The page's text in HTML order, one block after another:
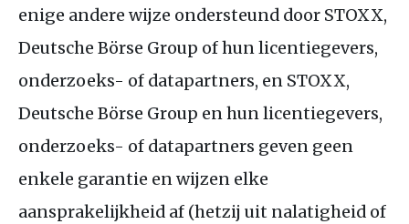
enige andere wijze ondersteund door STOXX,
Deutsche Börse Group of hun licentiegevers,
onderzoeks- of datapartners, en STOXX,
Deutsche Börse Group en hun licentiegevers,
onderzoeks- of datapartners geven geen
enkele garantie en wijzen elke
aansprakelijkheid af (hetzij uit nalatigheid of